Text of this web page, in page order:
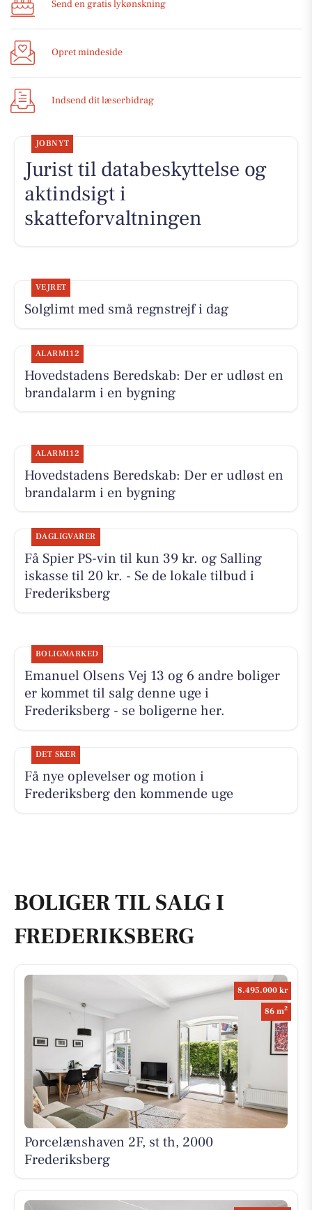
Send en gratis lykønskning
Opret mindeside
Indsend dit læserbidrag
JOBNYT
Jurist til databeskyttelse og
aktindsigt i
skatteforvaltningen
VEJRET
Solglimt med små regnstrejf i dag
ALARM112
Hovedstadens Beredskab: Der er udløst en
brandalarm i en bygning
ALARM112
Hovedstadens Beredskab: Der er udløst en
brandalarm i en bygning
DAGLIGVARER
Få Spier PS-vin til kun 39 kr. og Salling
iskasse til 20 kr. - Se de lokale tilbud i
Frederiksberg
BOLIGMARKED
Emanuel Olsens Vej 13 og 6 andre boliger
er kommet til salg denne uge i
Frederiksberg - se boligerne her.
DET SKER
Få nye oplevelser og motion i
Frederiksberg den kommende uge
BOLIGER TIL SALG I
FREDERIKSBERG
8.495.000 kr
86 m2
Porcelænshaven 2F, st th, 2000
Frederiksberg